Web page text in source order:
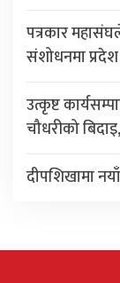
पत्रकार
संशोधनमा
उत्कृष्ट
चौधरीको
दीपशिखामा